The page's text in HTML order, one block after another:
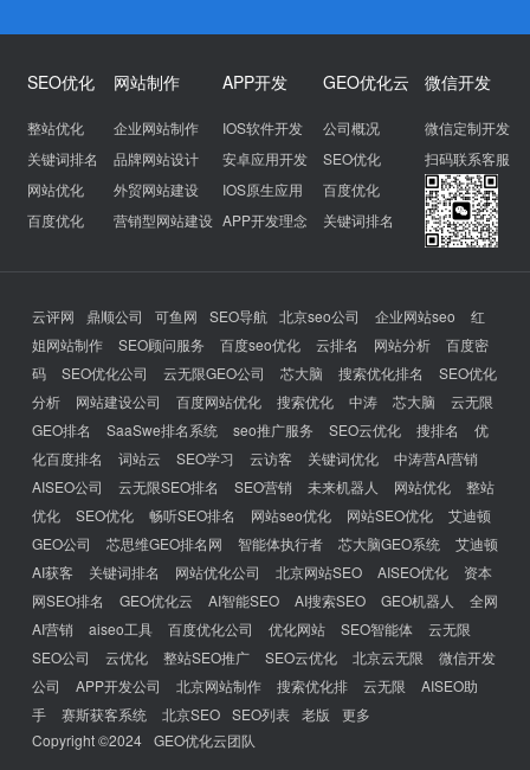
SEO优化
整站优化
关键词排名
网站优化
百度优化
网站制作
企业网站制作
品牌网站设计
外贸网站建设
营销型网站建设
APP开发
IOS软件开发
安卓应用开发
IOS原生应用
APP开发理念
GEO优化云
公司概况
SEO优化
百度优化
关键词排名
微信开发
微信定制开发
扫码联系客服
云评网 鼎顺公司 可鱼网 SEO导航 北京seo公司 企业网站seo
红
姐网站制作
SEO顾问服务 百度seo优化 云排名 网站分析
百度密
码
SEO优化公司 云无限GEO公司 芯大脑 搜索优化排名
SEO优化
分析
网站建设公司 百度网站优化 搜索优化 中涛 芯大脑
云无限
GEO排名
SaaSwe排名系统 seo推广服务 SEO云优化 搜排名
优
化百度排名
词站云 SEO学习 云访客 关键词优化
中涛营AI营销
AISEO公司
云无限SEO排名 SEO营销 未来机器人 网站优化
整站
优化
SEO优化 畅听SEO排名 网站seo优化 网站SEO优化
艾迪顿
GEO公司
芯思维GEO排名网 智能体执行者 芯大脑GEO系统
艾迪顿
AI获客
关键词排名 网站优化公司 北京网站SEO AISEO优化
资本
网SEO排名
GEO优化云 AI智能SEO AI搜索SEO GEO机器人
全网
AI营销
aiseo工具 百度优化公司 优化网站 SEO智能体
云无限
SEO公司
云优化 整站SEO推广 SEO云优化 北京云无限
微信开发
公司
APP开发公司 北京网站制作 搜索优化排 云无限
AISEO助
手
赛斯获客系统 北京SEO SEO列表 老版
更多
Copyright ©2024 GEO优化云团队